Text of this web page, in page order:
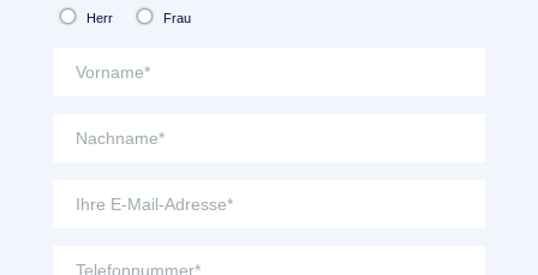
Herr Frau